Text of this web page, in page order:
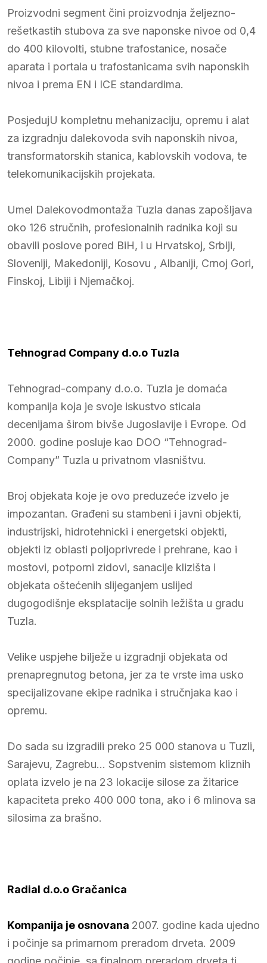
Proizvodni segment čini proizvodnja željezno-
rešetkastih stubova za sve naponske nivoe od 0,4
do 400 kilovolti, stubne trafostanice, nosače
aparata i portala u trafostanicama svih naponskih
nivoa i prema EN i ICE standardima.
PosjedujU kompletnu mehanizaciju, opremu i alat
za izgradnju dalekovoda svih naponskih nivoa,
transformatorskih stanica, kablovskih vodova, te
telekomunikacijskih projekata.
Umel Dalekovodmontaža Tuzla danas zapošljava
oko 126 stručnih, profesionalnih radnika koji su
obavili poslove pored BiH, i u Hrvatskoj, Srbiji,
Sloveniji, Makedoniji, Kosovu , Albaniji, Crnoj Gori,
Finskoj, Libiji i Njemačkoj.
Tehnograd Company d.o.o Tuzla
Tehnograd-company d.o.o. Tuzla je domaća
kompanija koja je svoje iskustvo sticala
decenijama širom bivše Jugoslavije i Evrope. Od
2000. godine posluje kao DOO “Tehnograd-
Company” Tuzla u privatnom vlasništvu.
Broj objekata koje je ovo preduzeće izvelo je
impozantan. Građeni su stambeni i javni objekti,
industrijski, hidrotehnicki i energetski objekti,
objekti iz oblasti poljoprivrede i prehrane, kao i
mostovi, potporni zidovi, sanacije klizišta i
objekata oštećenih slijeganjem uslijed
dugogodišnje eksplatacije solnih ležišta u gradu
Tuzla.
Velike uspjehe bilježe u izgradnji objekata od
prenapregnutog betona, jer za te vrste ima usko
specijalizovane ekipe radnika i stručnjaka kao i
opremu.
Do sada su izgradili preko 25 000 stanova u Tuzli,
Sarajevu, Zagrebu… Sopstvenim sistemom kliznih
oplata izvelo je na 23 lokacije silose za žitarice
kapaciteta preko 400 000 tona, ako i 6 mlinova sa
silosima za brašno.
Radial d.o.o Gračanica
Kompanija je osnovana 2007. godine kada ujedno
i počinje sa primarnom preradom drveta. 2009